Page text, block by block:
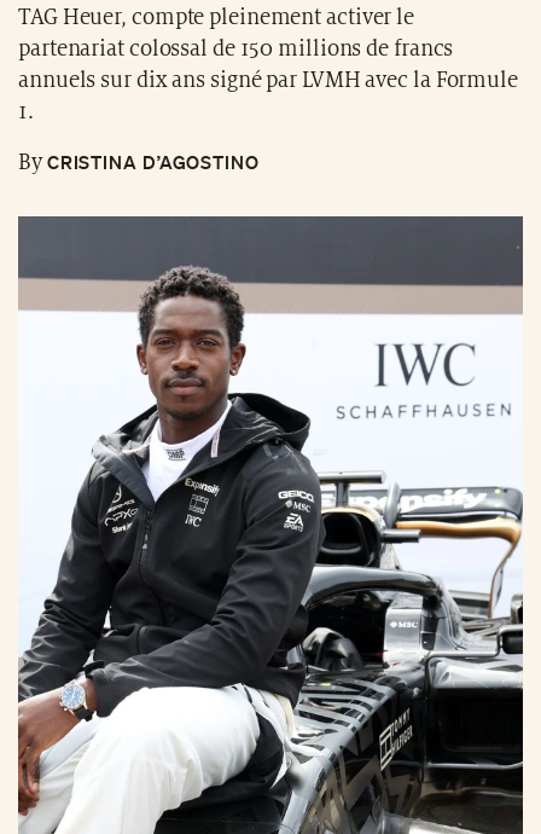
TAG Heuer, compte pleinement activer le
partenariat colossal de 150 millions de francs
annuels sur dix ans signé par LVMH avec la Formule
1.
ByCRISTINA D’AGOSTINO